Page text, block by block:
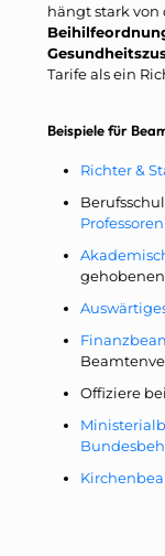
hängt stark von
Tarife als ein
Beispiele für
Richter &
Professoren
Offiziere